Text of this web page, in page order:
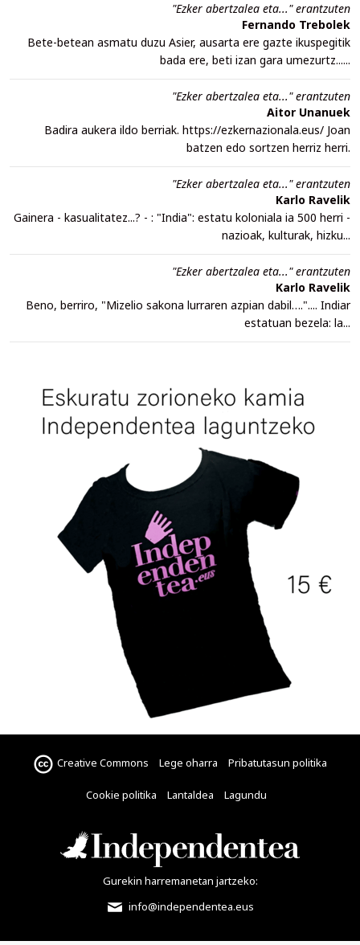
"Ezker abertzalea eta..." erantzuten
Fernando Trebolek
Bete-betean asmatu duzu Asier, ausarta ere gazte ikuspegitik
bada ere, beti izan gara umezurtz......
"Ezker abertzalea eta..." erantzuten
Aitor Unanuek
Badira aukera ildo berriak. https://ezkernazionala.eus/ Joan
batzen edo sortzen herriz herri.
"Ezker abertzalea eta..." erantzuten
Karlo Ravelik
Gainera - kasualitatez...? - : "India": estatu koloniala ia 500 herri -
nazioak, kulturak, hizku...
"Ezker abertzalea eta..." erantzuten
Karlo Ravelik
Beno, berriro, "Mizelio sakona lurraren azpian dabil….".... Indiar
estatuan bezela: la...
Creative Commons Lege oharra Pribatutasun politika
Cookie politika Lantaldea Lagundu
Gurekin harremanetan jartzeko:
info@independentea.eus